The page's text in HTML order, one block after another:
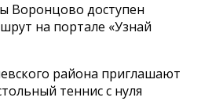
Воронцово доступен
на портале «Узнай
района приглашают
теннис с нуля